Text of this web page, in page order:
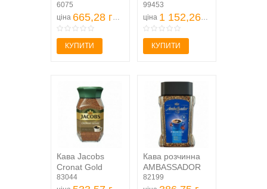
м'яка упаковка
400 г
6075
ціна 665,28 грн
КУПИТИ
MONARCH
економ пакет,
500г
99453
ціна 1 152,26 грн
КУПИТИ
Кава Jacobs
Cronat Gold
натуральна
83044
Кава розчинна
AMBASSADOR
"Premium" 190г,
82199